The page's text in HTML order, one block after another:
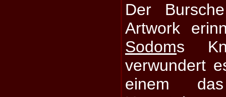
Der
Artwork
Sodoms
verwundert
einem das